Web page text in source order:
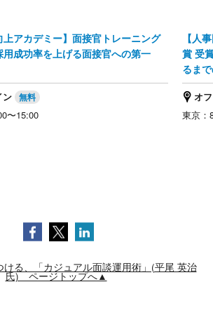
上アカデミー】面接官トレーニング
用成功率を上げる面接官への第一
ン
〜15:00
【人
賞 受
るま
オ
東京：
ける、「カジュアル面談運用術」(平尾 英治
氏) ページトップへ▲